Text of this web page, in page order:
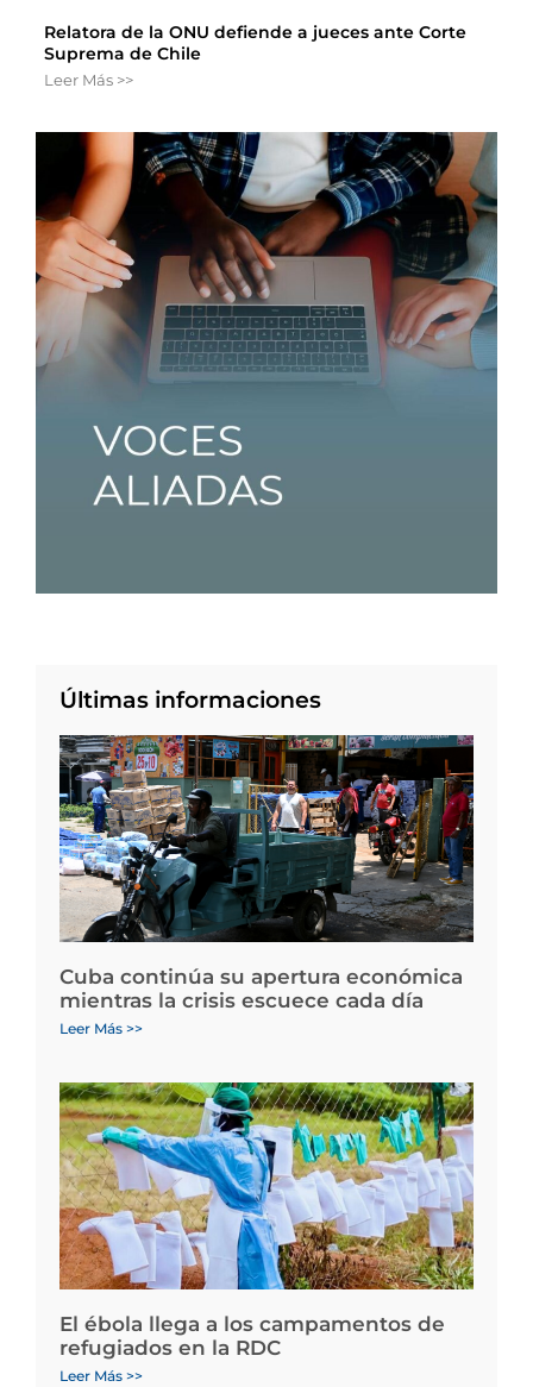
Relatora de la ONU defiende a jueces ante Corte
Suprema de Chile
Leer Más >>
Últimas informaciones
Cuba continúa su apertura económica
mientras la crisis escuece cada día
Leer Más >>
El ébola llega a los campamentos de
refugiados en la RDC
Leer Más >>